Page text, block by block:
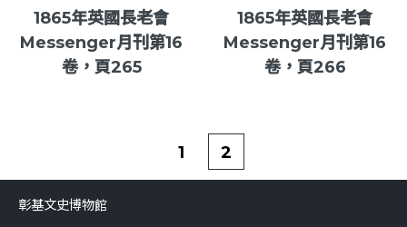
1865年英國長老會
Messenger月刊第16
卷，頁265
1865年英國長老會
Messenger月刊第16
卷，頁266
1 2
彰基文史博物館